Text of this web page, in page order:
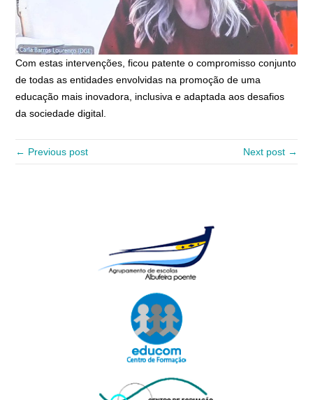
Com estas intervenções, ficou patente o compromisso conjunto
de todas as entidades envolvidas na promoção de uma
educação mais inovadora, inclusiva e adaptada aos desafios
da sociedade digital.
← Previous post Next post →